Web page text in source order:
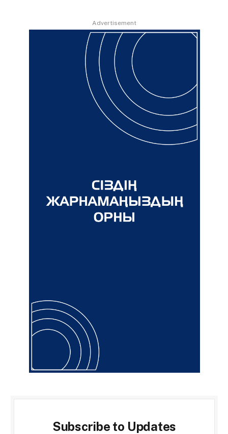
Advertisement
Subscribe to Updates